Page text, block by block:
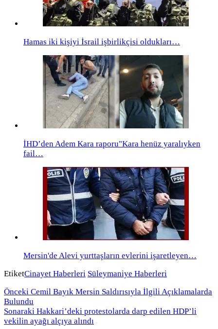
Hamas iki kişiyi İsrail işbirlikçisi oldukları…
İHD’den Adem Kara raporu"Kara henüz yaralıyken
fail…
Mersin'de Alevi yurttaşların evlerini işaretleyen…
EtiketCinayet Haberleri Süleymaniye Haberleri
Önceki Cemil Bayık Mersin Saldırısıyla İlgili Açıklamalarda
Bulundu
Sonaraki Hakkari’deki protestolarda darp edilen HDP’li
vekilin ayağı alçıya alındı